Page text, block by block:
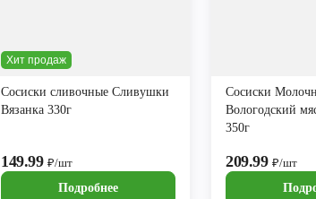
Хит продаж
Сосиски сливочные Сливушки
Вязанка 330г
149.99₽/шт
Подробнее
Сосиски
Вологодский
350г
209.99₽/шт